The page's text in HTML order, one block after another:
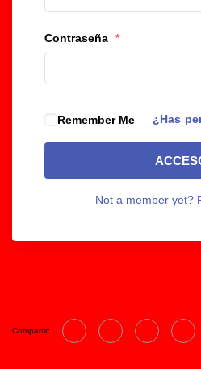
Contraseña *
Remember Me ¿Has
Not a member yet?
Compartir: